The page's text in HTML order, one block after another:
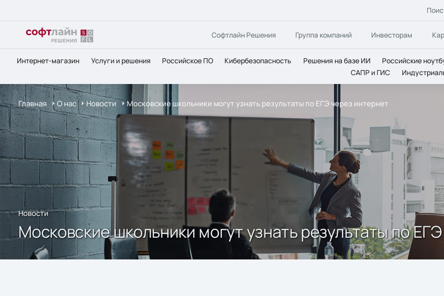
Софтлайн Решения Группа компаний Инвесторам
Интернет-магазин Услуги и решения Российское ПО Кибербезопасность Решения на базе ИИ Российские
САПР и ГИС
Главная О нас Новости Московские школьники могут узнать результаты по ЕГЭ через интернет
Новости
Московские школьники могут узнать результаты по